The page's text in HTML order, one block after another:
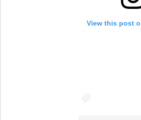
View this post